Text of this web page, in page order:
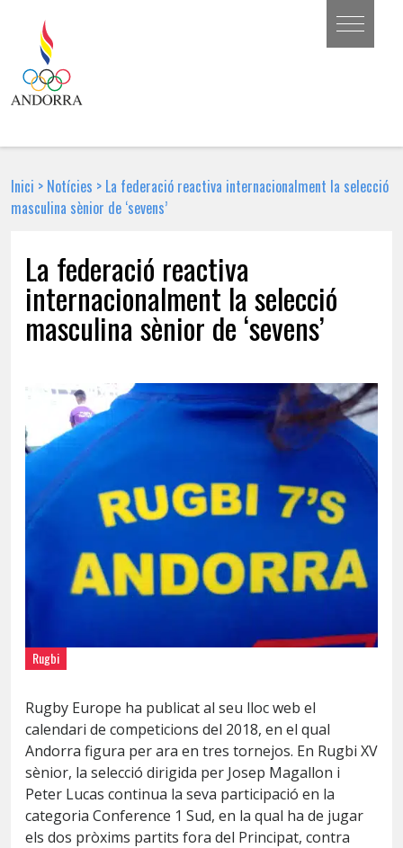
Inici > Notícies > La federació reactiva internacionalment la selecció
masculina sènior de ‘sevens’
La federació reactiva
internacionalment la selecció
masculina sènior de ‘sevens’
Rugbi
Rugby Europe ha publicat al seu lloc web el
calendari de competicions del 2018, en el qual
Andorra figura per ara en tres tornejos. En Rugbi XV
sènior, la selecció dirigida per Josep Magallon i
Peter Lucas continua la seva participació en la
categoria Conference 1 Sud, en la qual ha de jugar
els dos pròxims partits fora del Principat, contra